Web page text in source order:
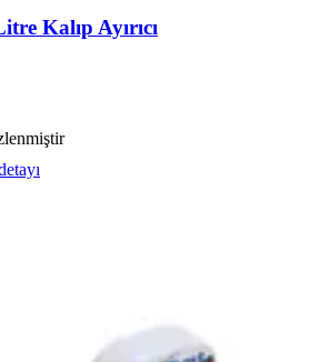
Kalıp Ayırıcı